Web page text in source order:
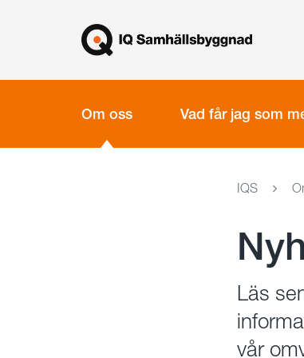
Om oss Vad får jag som
IQS
Läs
vår